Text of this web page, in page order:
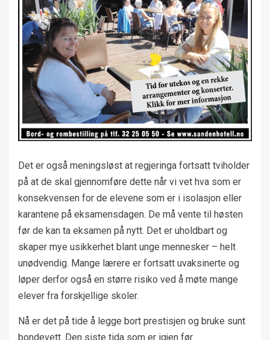
Det er også meningsløst at regjeringa fortsatt tviholder
på at de skal gjennomføre dette når vi vet hva som er
konsekvensen for de elevene som er i isolasjon eller
karantene på eksamensdagen. De må vente til høsten
før de kan ta eksamen på nytt. Det er uholdbart og
skaper mye usikkerhet blant unge mennesker – helt
unødvendig. Mange lærere er fortsatt uvaksinerte og
løper derfor også en større risiko ved å møte mange
elever fra forskjellige skoler.
Nå er det på tide å legge bort prestisjen og bruke sunt
bondevett. Den siste tida som er igjen før